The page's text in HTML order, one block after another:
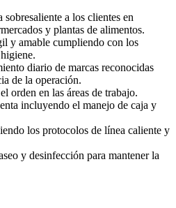
a los clientes en
y plantas de alimentos.
y amable cumpliendo con los
diario de marcas reconocidas
de la operación.
orden en las áreas de trabajo.
incluyendo el manejo de caja y
los protocolos de línea caliente y
y desinfección para mantener la